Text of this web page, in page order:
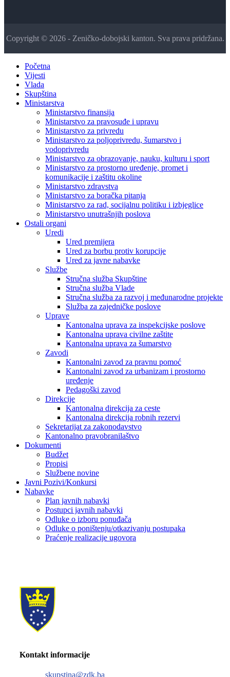
Copyright © 2026 - Zeničko-dobojski kanton. Sva prava pridržana.
Početna
Vijesti
Vlada
Skupština
Ministarstva
Ministarstvo finansija
Ministarstvo za pravosuđe i upravu
Ministarstvo za privredu
Ministarstvo za poljoprivredu, šumarstvo i
vodoprivredu
Ministarstvo za obrazovanje, nauku, kulturu i sport
Ministarstvo za prostorno uređenje, promet i
komunikacije i zaštitu okoline
Ministarstvo zdravstva
Ministarstvo za boračka pitanja
Ministarstvo za rad, socijalnu politiku i izbjeglice
Ministarstvo unutrašnjih poslova
Ostali organi
Uredi
Ured premijera
Ured za borbu protiv korupcije
Ured za javne nabavke
Službe
Stručna služba Skupštine
Stručna služba Vlade
Stručna služba za razvoj i međunarodne projekte
Služba za zajedničke poslove
Uprave
Kantonalna uprava za inspekcijske poslove
Kantonalna uprava civilne zaštite
Kantonalna uprava za šumarstvo
Zavodi
Kantonalni zavod za pravnu pomoć
Kantonalni zavod za urbanizam i prostorno
uređenje
Pedagoški zavod
Direkcije
Kantonalna direkcija za ceste
Kantonalna direkcija robnih rezervi
Sekretarijat za zakonodavstvo
Kantonalno pravobranilaštvo
Dokumenti
Budžet
Propisi
Službene novine
Javni Pozivi/Konkursi
Nabavke
Plan javnih nabavki
Postupci javnih nabavki
Odluke o izboru ponuđača
Odluke o poništenju/otkazivanju postupaka
Praćenje realizacije ugovora
Kontakt informacije
skupstina@zdk.ba